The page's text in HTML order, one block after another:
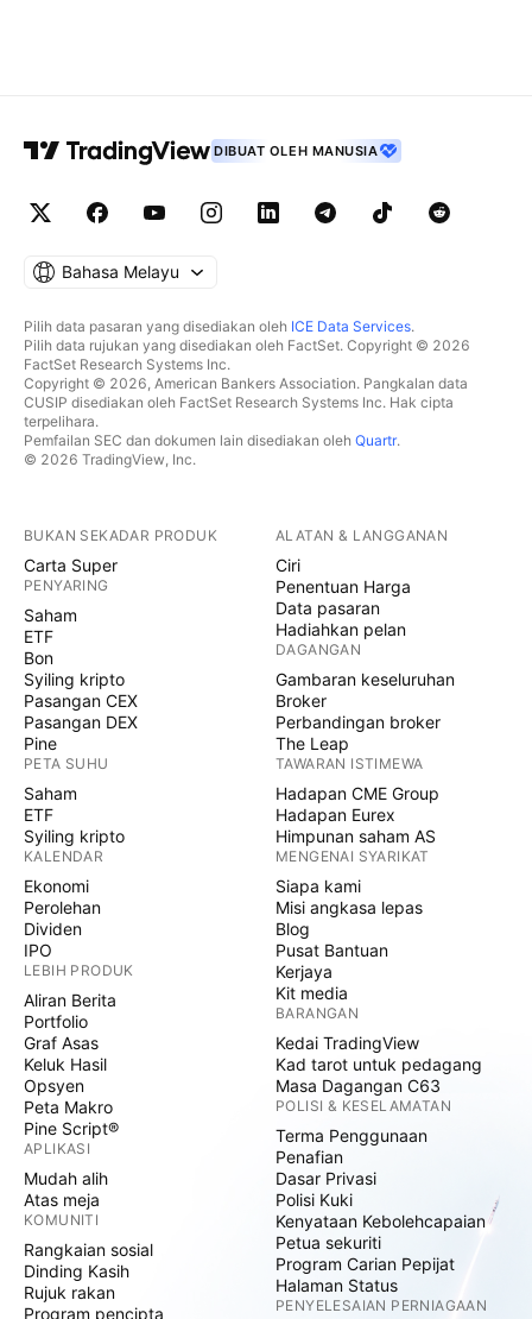
DIBUAT OLEH MANUSIA
Bahasa Melayu
Pilih data pasaran yang disediakan oleh ICE Data Services.
Pilih data rujukan yang disediakan oleh FactSet. Copyright © 2026
FactSet Research Systems Inc.
Copyright © 2026, American Bankers Association. Pangkalan data
CUSIP disediakan oleh FactSet Research Systems Inc. Hak cipta
terpelihara.
Pemfailan SEC dan dokumen lain disediakan oleh Quartr.
© 2026 TradingView, Inc.
BUKAN SEKADAR PRODUK
Carta Super
PENYARING
Saham
ETF
Bon
Syiling kripto
Pasangan CEX
Pasangan DEX
Pine
PETA SUHU
Saham
ETF
Syiling kripto
KALENDAR
Ekonomi
Perolehan
Dividen
IPO
LEBIH PRODUK
Aliran Berita
Portfolio
Graf Asas
Keluk Hasil
Opsyen
Peta Makro
Pine Script®
APLIKASI
Mudah alih
Atas meja
KOMUNITI
Rangkaian sosial
Dinding Kasih
Rujuk rakan
Program pencipta
ALATAN & LANGGANAN
Ciri
Penentuan Harga
Data pasaran
Hadiahkan pelan
DAGANGAN
Gambaran keseluruhan
Broker
Perbandingan broker
The Leap
TAWARAN ISTIMEWA
Hadapan CME Group
Hadapan Eurex
Himpunan saham AS
MENGENAI SYARIKAT
Siapa kami
Misi angkasa lepas
Blog
Pusat Bantuan
Kerjaya
Kit media
BARANGAN
Kedai TradingView
Kad tarot untuk pedagang
Masa Dagangan C63
POLISI & KESELAMATAN
Terma Penggunaan
Penafian
Dasar Privasi
Polisi Kuki
Kenyataan Kebolehcapaian
Petua sekuriti
Program Carian Pepijat
Halaman Status
PENYELESAIAN PERNIAGAAN